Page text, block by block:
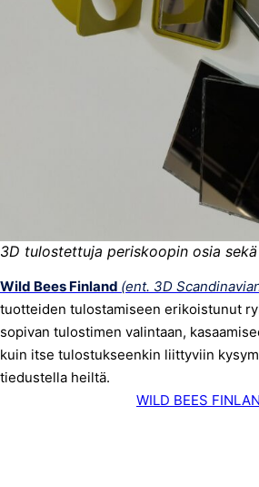
3D tulostettuja periskoopin osia
Wild Bees Finland (ent. 3D
tuotteiden tulostamiseen erikoistunut
sopivan tulostimen valintaan,
kuin itse tulostukseenkin liittyviin
tiedustella heiltä.
WILD BEES